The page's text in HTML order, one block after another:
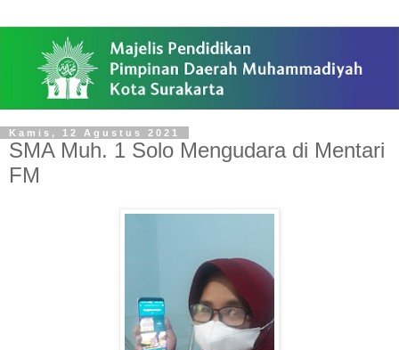
Kamis, 12 Agustus 2021
SMA Muh. 1 Solo Mengudara di Mentari
FM